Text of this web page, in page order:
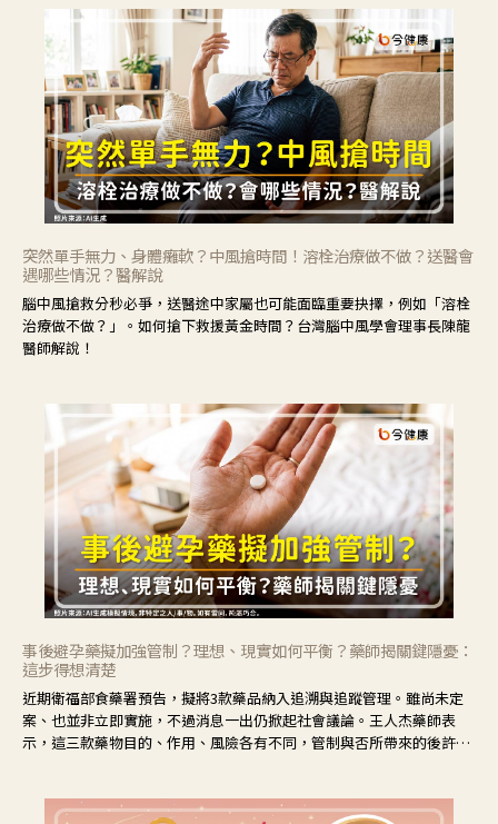
突然單手無力、身體癱軟？中風搶時間！溶栓治療做不做？送醫會
遇哪些情況？醫解說
腦中風搶救分秒必爭，送醫途中家屬也可能面臨重要抉擇，例如「溶栓
治療做不做？」。如何搶下救援黃金時間？台灣腦中風學會理事長陳龍
醫師解說！
事後避孕藥擬加強管制？理想、現實如何平衡？藥師揭關鍵隱憂：
這步得想清楚
近期衛福部食藥署預告，擬將3款藥品納入追溯與追蹤管理。雖尚未定
案、也並非立即實施，不過消息一出仍掀起社會議論。王人杰藥師表
示，這三款藥物目的、作用、風險各有不同，管制與否所帶來的後許影